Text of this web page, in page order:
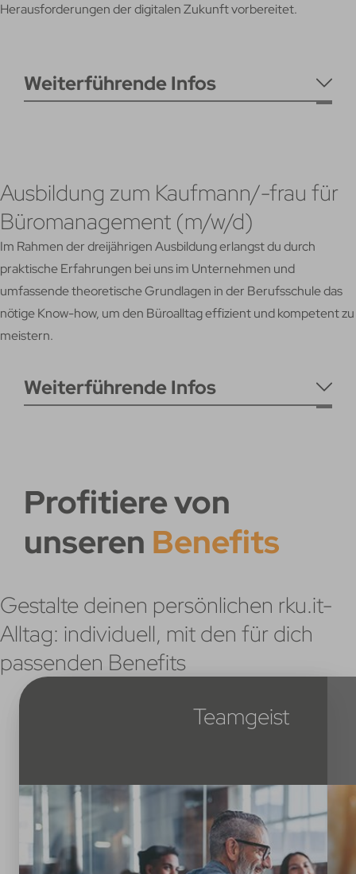
Herausforderungen der digitalen Zukunft vorbereitet.
Weiterführende Infos
Ausbildung zum Kaufmann/-frau für
Büromanagement (m/w/d)
Im Rahmen der dreijährigen Ausbildung erlangst du durch
praktische Erfahrungen bei uns im Unternehmen und
umfassende theoretische Grundlagen in der Berufsschule das
nötige Know-how, um den Büroalltag effizient und kompetent zu
meistern.
Weiterführende Infos
Profitiere von
unseren Benefits
Gestalte deinen persönlichen rku.it-
Alltag: individuell, mit den für dich
passenden Benefits
Mobilität
Leben und Arbeiten
Training und
Gesundheit und
Teamgeist